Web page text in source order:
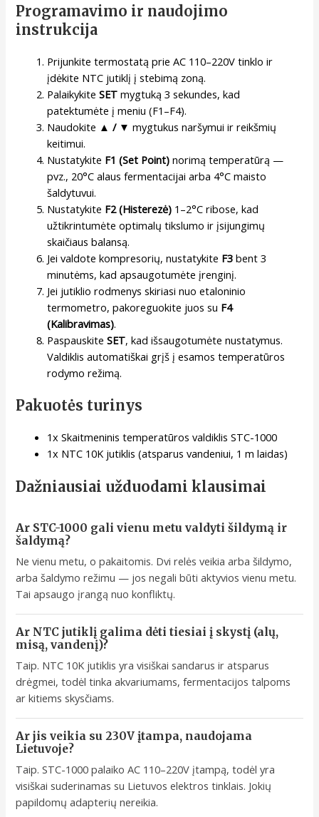
Programavimo ir naudojimo
instrukcija
Prijunkite termostatą prie AC 110–220V tinklo ir
įdėkite NTC jutiklį į stebimą zoną.
PalaikykiteSET mygtuką 3 sekundes, kad
patektumėte į meniu (F1–F4).
Naudokite ▲ / ▼ mygtukus naršymui ir reikšmių
keitimui.
Nustatykite F1 (Set Point) norimą temperatūrą —
pvz., 20°C alaus fermentacijai arba 4°C maisto
šaldytuvui.
Nustatykite F2 (Histerezė) 1–2°C ribose, kad
užtikrintumėte optimalų tikslumo ir įsijungimų
skaičiaus balansą.
Jei valdote kompresorių, nustatykite F3 bent 3
minutėms, kad apsaugotumėte įrenginį.
Jei jutiklio rodmenys skiriasi nuo etaloninio
termometro, pakoreguokite juos su F4
(Kalibravimas).
PaspauskiteSET, kad išsaugotumėte nustatymus.
Valdiklis automatiškai grįš į esamos temperatūros
rodymo režimą.
Pakuotės turinys
1x Skaitmeninis temperatūros valdiklis STC-1000
1x NTC 10K jutiklis (atsparus vandeniui, 1 m laidas)
Dažniausiai užduodami klausimai
Ar STC-1000 gali vienu metu valdyti šildymą ir
šaldymą?
Ne vienu metu, o pakaitomis. Dvi relės veikia arba šildymo,
arba šaldymo režimu — jos negali būti aktyvios vienu metu.
Tai apsaugo įrangą nuo konfliktų.
Ar NTC jutiklį galima dėti tiesiai į skystį (alų,
misą, vandenį)?
Taip. NTC 10K jutiklis yra visiškai sandarus ir atsparus
drėgmei, todėl tinka akvariumams, fermentacijos talpoms
ar kitiems skysčiams.
Ar jis veikia su 230V įtampa, naudojama
Lietuvoje?
Taip. STC-1000 palaiko AC 110–220V įtampą, todėl yra
visiškai suderinamas su Lietuvos elektros tinklais. Jokių
papildomų adapterių nereikia.